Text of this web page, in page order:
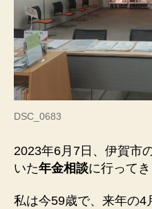
DSC_0683
2023年6月7日、伊賀市
いた年金相談に行ってき
私は今59歳で、来年の4